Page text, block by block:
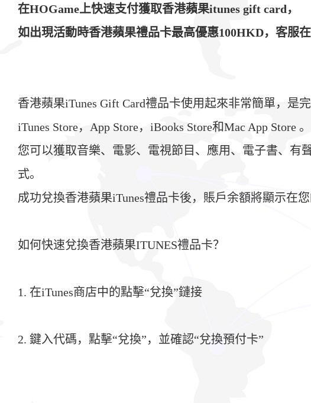
在HOGame上快速支付獲取香港蘋果itunes gift card，
如出現活動時香港蘋果禮品卡最高優惠100HKD，客服
香港蘋果iTunes Gift Card禮品卡使用起來非常簡單，是
iTunes Store，App Store，iBooks Store和Mac App Store 。
您可以獲取音樂、電影、電視節目、應用、電子書、有
式。
成功兌換香港蘋果iTunes禮品卡後，賬戶余額將顯示在
如何快速兌換香港蘋果ITUNES禮品卡？
1. 在iTunes商店中的點擊“兌換”鏈接
2. 鍵入代碼，點擊“兌換”，並確認“兌換預付卡”